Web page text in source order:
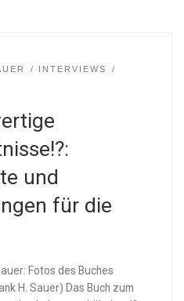
INTERVIEWS
und
für die
Fotos des Buches
H. Sauer) Das Buch zum